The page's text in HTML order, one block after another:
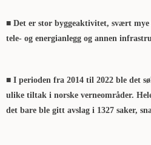
■ Det er stor byggeaktivitet, svært
tele- og energianlegg og annen
■ I perioden fra 2014 til 2022 ble det
ulike tiltak i norske verneområder.
det bare ble gitt avslag i 1327 saker,